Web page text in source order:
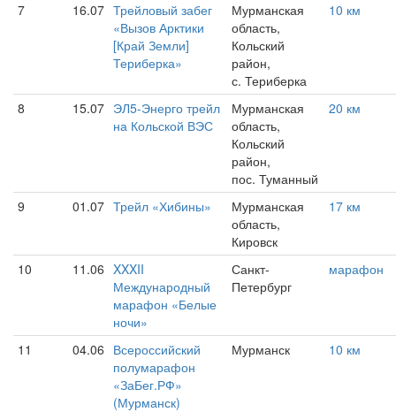
7 16.07 Трейловый забег
«Вызов Арктики
[Край Земли]
Териберка»
Мурманская
область,
Кольский
район,
с. Териберка
10 км
8 15.07 ЭЛ5-Энерго трейл
на Кольской ВЭС
Мурманская
область,
Кольский
район,
пос. Туманный
20 км
9 01.07 Трейл «Хибины»
Мурманская
область,
Кировск
17 км
10 11.06 XXXII
Международный
марафон «Белые
ночи»
Санкт-
Петербург
марафон
11 04.06 Всероссийский
полумарафон
«ЗаБег.РФ»
(Мурманск)
Мурманск 10 км